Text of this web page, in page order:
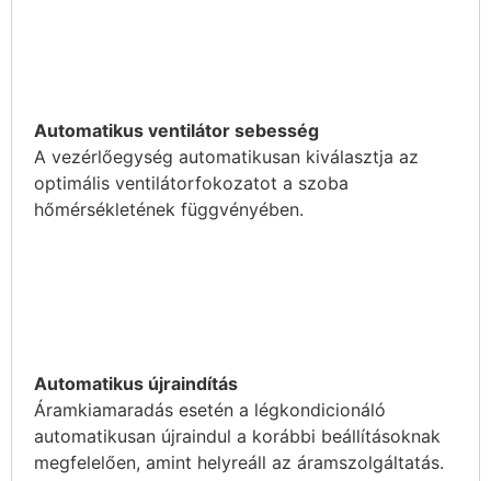
Automatikus ventilátor sebesség
A vezérlőegység automatikusan kiválasztja az
optimális ventilátorfokozatot a szoba
hőmérsékletének függvényében.
Automatikus újraindítás
Áramkiamaradás esetén a légkondicionáló
automatikusan újraindul a korábbi beállításoknak
megfelelően, amint helyreáll az áramszolgáltatás.